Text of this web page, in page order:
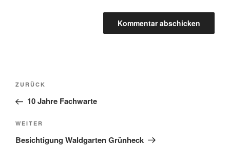
Beitragsnavigation
Vorheriger
Beitrag
ZURÜCK
10 Jahre Fachwarte
Nächster
Beitrag
WEITER
Besichtigung Waldgarten Grünheck